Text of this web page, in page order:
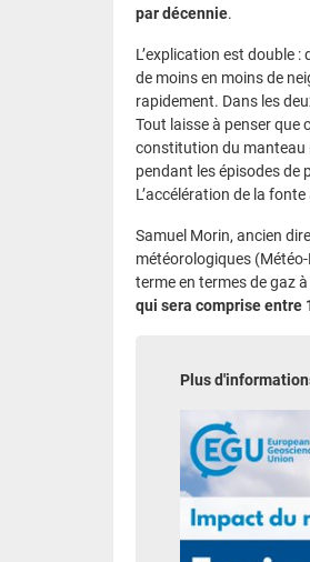
par décennie.
L’explication est double
de moins en moins de
rapidement. Dans les
Tout laisse à penser que
constitution du manteau
pendant les épisodes de
L’accélération de la
Samuel Morin, ancien
météorologiques
terme en termes de gaz
qui sera comprise entre
Plus